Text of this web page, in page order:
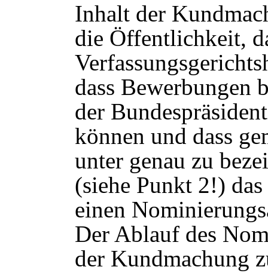
Inhalt der
die Öffentlichkeit,
dass Bewerbungen
der
können und dass
unter genau zu
(siehe Punkt 2!)
einen
Der Ablauf des
der Kundmachung